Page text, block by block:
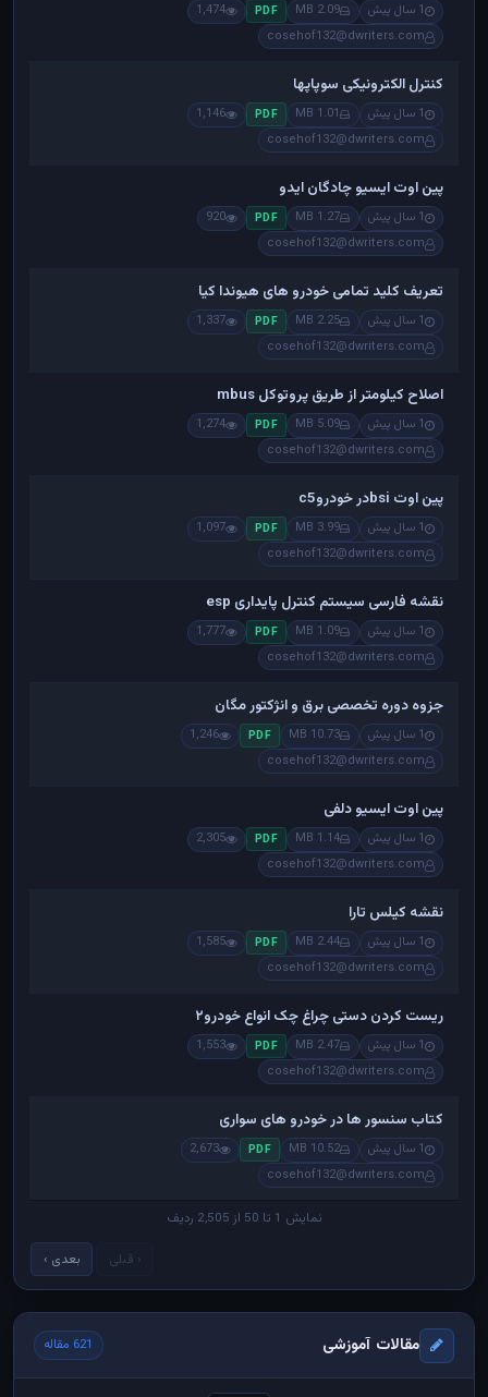
1 سال پیش 2.09 MB
PDF
1,474
cosehof132@dwriters.com
کنترل الکترونیکی سوپاپها
1 سال پیش 1.01 MB
PDF
1,146
cosehof132@dwriters.com
پین اوت ایسیو چادگان ایدو
1 سال پیش 1.27 MB
PDF
920
cosehof132@dwriters.com
تعریف کلید تمامی خودرو های هیوندا کیا
1 سال پیش 2.25 MB
PDF
1,337
cosehof132@dwriters.com
اصلاح کیلومتر از طریق پروتوکل mbus
1 سال پیش 5.09 MB
PDF
1,274
cosehof132@dwriters.com
پین اوت bsiدر خودروc5
1 سال پیش 3.99 MB
PDF
1,097
cosehof132@dwriters.com
نقشه فارسی سیستم کنترل پایداری esp
1 سال پیش 1.09 MB
PDF
1,777
cosehof132@dwriters.com
جزوه دوره تخصصی برق و انژکتور مگان
1 سال پیش 10.73 MB
PDF
1,246
cosehof132@dwriters.com
پین اوت ایسیو دلفی
1 سال پیش 1.14 MB
PDF
2,305
cosehof132@dwriters.com
نقشه کیلس تارا
1 سال پیش 2.44 MB
PDF
1,585
cosehof132@dwriters.com
ریست کردن دستی چراغ چک انواع خودرو۲
1 سال پیش 2.47 MB
PDF
1,553
cosehof132@dwriters.com
کتاب سنسور ها در خودرو های سواری
1 سال پیش 10.52 MB
PDF
2,673
cosehof132@dwriters.com
نمایش 1 تا 50 از 2,505 ردیف
‹ قبلی بعدی ›
مقالات آموزشی 621 مقاله